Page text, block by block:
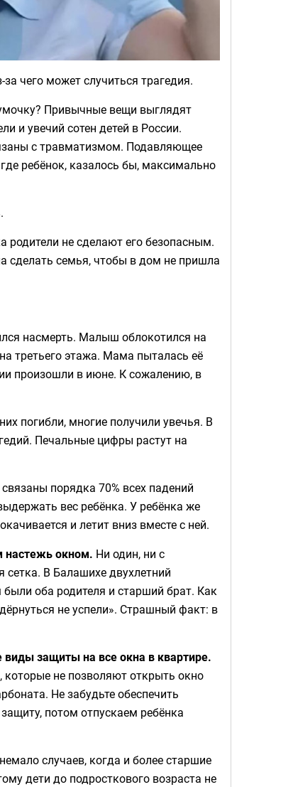
чего может случиться трагедия.
Привычные вещи выглядят
и увечий сотен детей в России.
с травматизмом. Подавляющее
ребёнок, казалось бы, максимально
родители не сделают его безопасным.
сделать семья, чтобы в дом не пришла
насмерть. Малыш облокотился на
третьего этажа. Мама пыталась её
произошли в июне. К сожалению, в
погибли, многие получили увечья. В
Печальные цифры растут на
порядка 70% всех падений
вес ребёнка. У ребёнка же
и летит вниз вместе с ней.
настежь окном. Ни один, ни с
сетка. В Балашихе двухлетний
оба родителя и старший брат. Как
не успели». Страшный факт: в
виды защиты на все окна в квартире.
не позволяют открыть окно
Не забудьте обеспечить
потом отпускаем ребёнка
случаев, когда и более старшие
дети до подросткового возраста не